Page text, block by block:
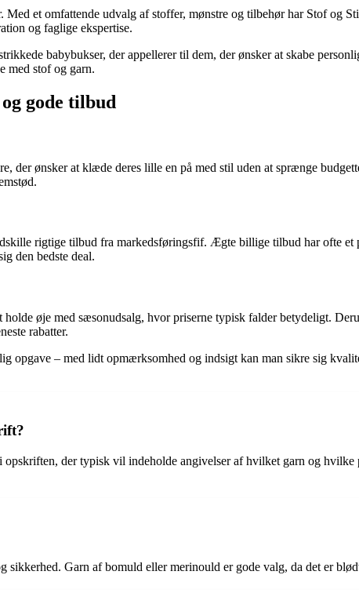
et omfattende udvalg af stoffer, mønstre og tilbehør har Stof og
og faglige ekspertise.
babybukser, der appellerer til dem, der ønsker at skabe
med stof og garn.
gode tilbud
der ønsker at klæde deres lille en på med stil uden at sprænge
rigtige tilbud fra markedsføringsfif. Ægte billige tilbud har ofte
den bedste deal.
øje med sæsonudsalg, hvor priserne typisk falder betydeligt.
rabatter.
opgave – med lidt opmærksomhed og indsigt kan man sikre sig
der typisk vil indeholde angivelser af hvilket garn og
Garn af bomuld eller merinould er gode valg, da det er